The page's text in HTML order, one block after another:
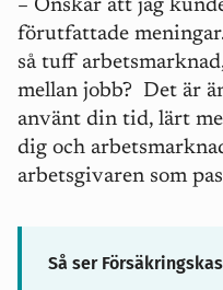
– Önskar att jag
förutfattade
så tuff
mellan jobb? Det är
använt din tid, lärt
dig och
arbetsgivaren som
Så ser